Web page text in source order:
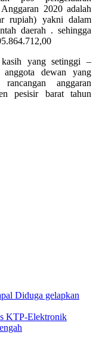
2020 adalah
rupiah) yakni dalam
daerah . sehingga
kasih yang setinggi –
dewan yang
anggaran
pesisir barat tahun
Diduga gelapkan
KTP-Elektronik